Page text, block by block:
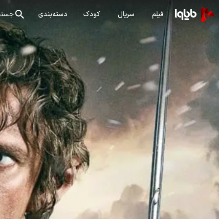
فیلم سریال کودک دسته‌بندی